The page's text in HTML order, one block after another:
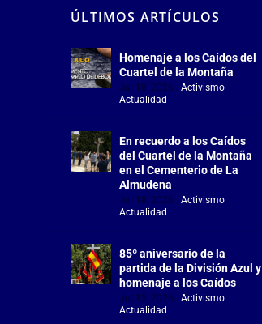
ÚLTIMOS ARTÍCULOS
Homenaje a los Caídos del
Cuartel de la Montaña
Jul 18, 2026 |Activismo,
Actualidad
En recuerdo a los Caídos
del Cuartel de la Montaña
en el Cementerio de La
Almudena
Jul 18, 2026 |Activismo,
Actualidad
85º aniversario de la
partida de la División Azul y
homenaje a los Caídos
Jul 15, 2026 |Activismo,
Actualidad